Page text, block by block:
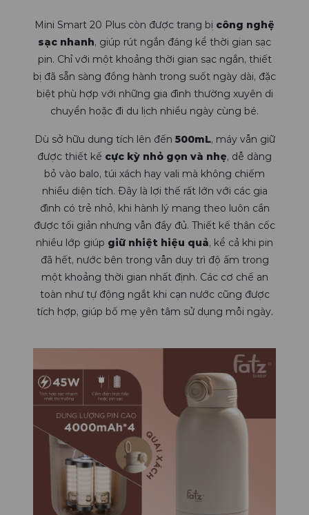
Mini Smart 20 Plus còn được trang bị công nghệ
sạc nhanh, giúp rút ngắn đáng kể thời gian sạc
pin. Chỉ với một khoảng thời gian sạc ngắn, thiết
bị đã sẵn sàng đồng hành trong suốt ngày dài, đặc
biệt phù hợp với những gia đình thường xuyên di
chuyển hoặc đi du lịch nhiều ngày cùng bé.
Dù sở hữu dung tích lên đến 500mL, máy vẫn giữ
được thiết kế cực kỳ nhỏ gọn và nhẹ, dễ dàng
bỏ vào balo, túi xách hay vali mà không chiếm
nhiều diện tích. Đây là lợi thế rất lớn với các gia
đình có trẻ nhỏ, khi hành lý mang theo luôn cần
được tối giản nhưng vẫn đầy đủ. Thiết kế thân cốc
nhiều lớp giúp giữ nhiệt hiệu quả, kể cả khi pin
đã hết, nước bên trong vẫn duy trì độ ấm trong
một khoảng thời gian nhất định. Các cơ chế an
toàn như tự động ngắt khi cạn nước cũng được
tích hợp, giúp bố mẹ yên tâm sử dụng mỗi ngày.